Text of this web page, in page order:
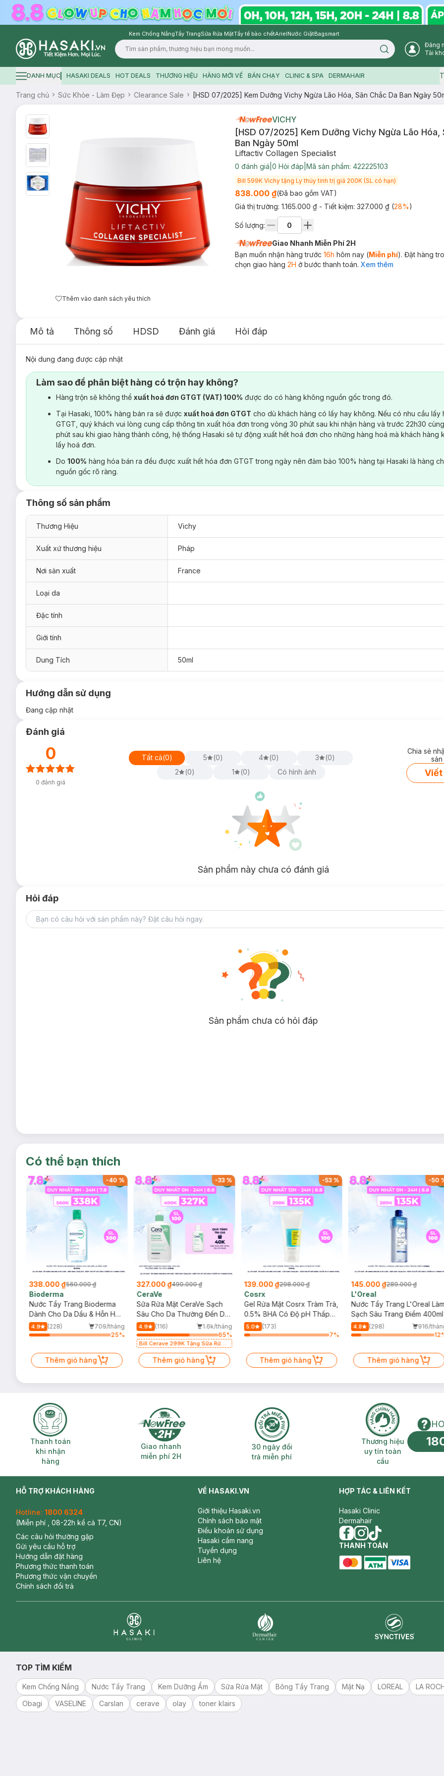
Kem Chống NắngTẩy TrangSữa Rửa MặtTẩy tế bào chếtArielNước GiặtBagsmart
Logo
Search icon
Đăng
Tài
Hamburger icon
DANH MỤC HASAKI DEALS HOT DEALS THƯƠNG HIỆU HÀNG MỚI VỀ BÁN CHẠY CLINIC & SPA DERMAHAIR
Trang chủ Sức Khỏe - Làm Đẹp Clearance Sale [HSD 07/2025] Kem Dưỡng Vichy Ngừa Lão Hóa, Săn Chắc Da Ban Ngày
Thêm vào danh sách yêu thích
VICHY
[HSD 07/2025] Kem Dưỡng Vichy Ngừa Lão Hóa,
Ban Ngày 50ml
Liftactiv Collagen Specialist
0 đánh giá 0 Hỏi đáp Mã sản phẩm: 422225103
Bill 599K Vichy tặng Ly thủy tinh trị giá 200K (SL có hạn)
838.000 ₫(Đã bao gồm VAT)
Giá thị trường: 1.165.000 ₫ - Tiết kiệm: 327.000 ₫(28%)
Số lượng:
Giao Nhanh Miễn Phí 2H
Bạn muốn nhận hàng trước 16h hôm nay (Miễn phí). Đặt hàng
chọn giao hàng 2H ở bước thanh toán. Xem thêm
Mô tả Thông số HDSD Đánh giá Hỏi đáp
Nội dung đang được cập nhật
Làm sao để phân biệt hàng có trộn hay không?
Hàng trộn sẽ không thể xuất hoá đơn GTGT (VAT) 100% được do có hàng không nguồn gốc trong đó.
Tại Hasaki, 100% hàng bán ra sẽ được xuất hoá đơn GTGT cho dù khách hàng có lấy hay không. Nếu có nhu cầu lấy
GTGT, quý khách vui lòng cung cấp thông tin xuất hóa đơn trong vòng 30 phút sau khi nhận hàng và trước 22h30
phút sau khi giao hàng thành công, hệ thống Hasaki sẽ tự động xuất hết hoá đơn cho những hàng hoá mà khách hàng
lấy hoá đơn.
Do 100% hàng hóa bán ra đều được xuất hết hóa đơn GTGT trong ngày nên đảm bảo 100% hàng tại Hasaki là hàng
nguồn gốc rõ ràng.
Thông số sản phẩm
Thương Hiệu Vichy
Xuất xứ thương hiệu Pháp
Nơi sản xuất France
Loại da
Đặc tính
Giới tính
Dung Tích 50ml
Hướng dẫn sử dụng
Đang cập nhật
Đánh giá
0
0 đánh giá
Tất cả(0) 5 (0) 4 (0) 3 (0)
2
(0) 1 (0) Có hình ảnh
Chia sẻ
Viết
Sản phẩm này chưa có đánh giá
Hỏi đáp
Sản phẩm chưa có hỏi đáp
Có thể bạn thích
-40 %
338.000 ₫560.000 ₫
Bioderma
Nước Tẩy Trang Bioderma
Dành Cho Da Dầu & Hỗn Hợp
500ml
4.9 (228)
709/tháng
25%
Thêm giỏ hàng
-33%
327.000 ₫490.000 ₫
CeraVe
Sữa Rửa Mặt CeraVe Sạch
Sâu Cho Da Thường Đến Da
Dầu 473ml
4.9 (116)
1.6k/tháng
65%
Bill Cerave 299K Tặng Sữa Rửa
Thêm giỏ hàng
-53%
139.000 ₫298.000 ₫
Cosrx
Gel Rửa Mặt Cosrx Tràm Trà,
0.5% BHA Có Độ pH Thấp
150ml
5.0
(173)
7%
Thêm giỏ hàng
-50
145.000 ₫289.000 ₫
L'Oreal
Nước Tẩy Trang L'Oreal Làm
Sạch Sâu Trang Điểm 400ml
4.8 (298)
916/
12
Thêm giỏ hàng
Thanh toán khi nhận hàng
Thanh toán
khi nhận
hàng
Giao nhanh miễn phí 2H
Giao nhanh
miễn phí 2H
30 ngày đổi trả miễn phí
30 ngày đổi
trả miễn phí
Thương hiệu uy
Thương hiệu
uy tín toàn
cầu
HỖ TRỢ KHÁCH HÀNG
Hotline: 1800 6324
(Miễn phí , 08-22h kể cả T7, CN)
Các câu hỏi thường gặp
Gửi yêu cầu hỗ trợ
Hướng dẫn đặt hàng
Phương thức thanh toán
Phương thức vận chuyển
Chính sách đổi trả
VỀ HASAKI.VN
Giới thiệu Hasaki.vn
Chính sách bảo mật
Điều khoản sử dụng
Hasaki cẩm nang
Tuyển dụng
Liên hệ
HỢP TÁC & LIÊN KẾT
Hasaki Clinic
Dermahair
facebook
instagram
tiktok
THANH TOÁN
TOP TÌM KIẾM
Kem Chống Nắng Nước Tẩy Trang Kem Dưỡng Ẩm Sữa Rửa Mặt Bông Tẩy Trang Mặt Nạ LOREAL LA
Obagi
VASELINE Carslan cerave olay toner klairs